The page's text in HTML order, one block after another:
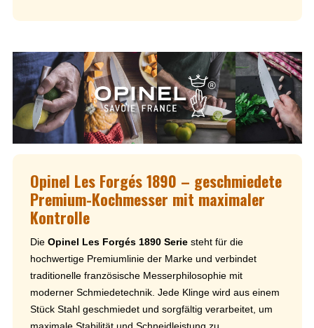
Opinel Les Forgés 1890 – geschmiedete
Premium-Kochmesser mit maximaler
Kontrolle
Die Opinel Les Forgés 1890 Seriesteht für die
hochwertige Premiumlinie der Marke und verbindet
traditionelle französische Messerphilosophie mit
moderner Schmiedetechnik. Jede Klinge wird aus einem
Stück Stahl geschmiedet und sorgfältig verarbeitet, um